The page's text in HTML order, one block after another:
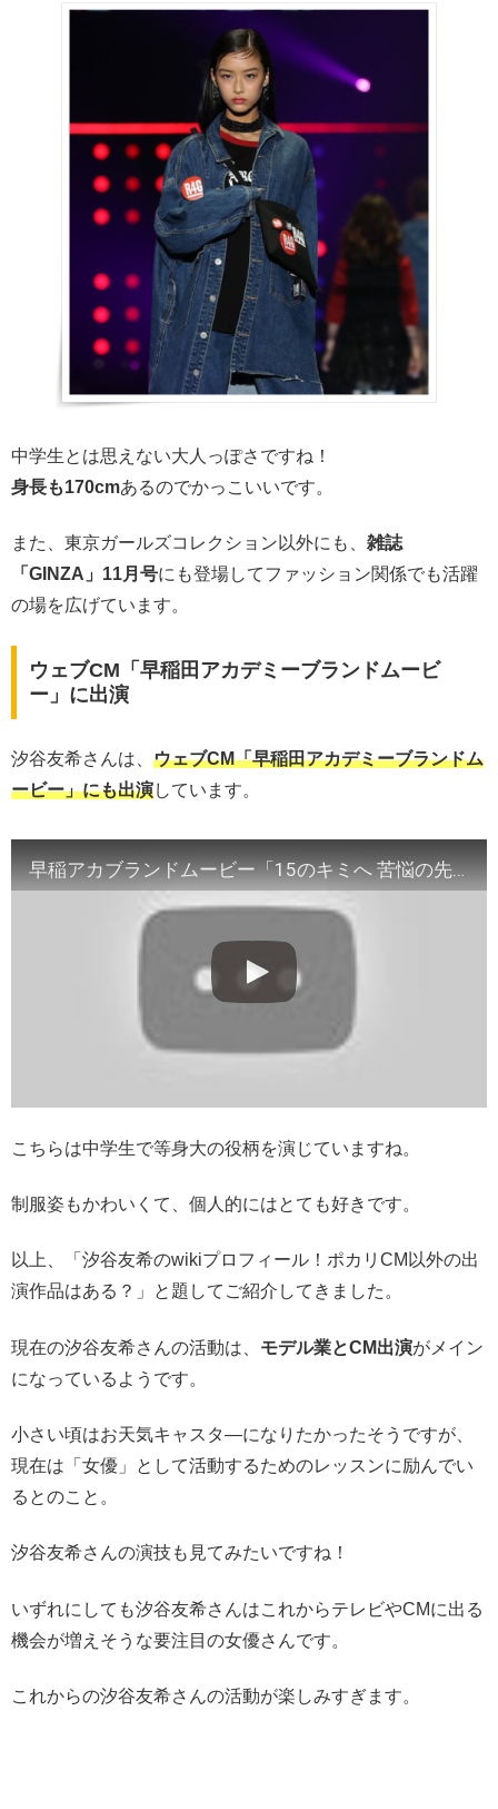
中学生とは思えない大人っぽさですね！
身長も170cmあるのでかっこいいです。
また、東京ガールズコレクション以外にも、 雑誌
「GINZA」11月号にも登場してファッション関係でも活躍
の場を広げています。
ウェブCM「早稲田アカデミーブランドムービ
ー」に出演
汐谷友希さんは、 ウェブCM「早稲田アカデミーブランドム
ービー」にも出演しています。
早稲アカブランドムービー「15のキミへ 苦悩の先に」篇
こちらは中学生で等身大の役柄を演じていますね。
制服姿もかわいくて、個人的にはとても好きです。
以上、「汐谷友希のwikiプロフィール！ポカリCM以外の出
演作品はある？」と題してご紹介してきました。
現在の汐谷友希さんの活動は、 モデル業とCM出演がメイン
になっているようです。
小さい頃はお天気キャスタ―になりたかったそうですが、
現在は「女優」として活動するためのレッスンに励んでい
るとのこと。
汐谷友希さんの演技も見てみたいですね！
いずれにしても汐谷友希さんはこれからテレビやCMに出る
機会が増えそうな要注目の女優さんです。
これからの汐谷友希さんの活動が楽しみすぎます。